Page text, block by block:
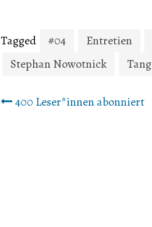
Tagged #04 Entretien
Stephan Nowotnick
Beitrags-
400 Leser*innen abonniert